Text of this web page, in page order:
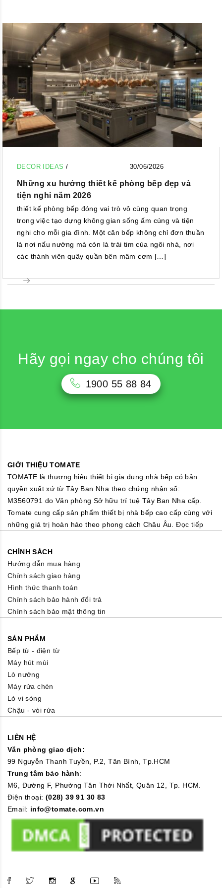
DECOR IDEAS / 30/06/2026
Những xu hướng thiết kế phòng bếp đẹp và
tiện nghi năm 2026
thiết kế phòng bếp đóng vai trò vô cùng quan trọng
trong việc tạo dựng không gian sống ấm cúng và tiện
nghi cho mỗi gia đình. Một căn bếp không chỉ đơn thuần
là nơi nấu nướng mà còn là trái tim của ngôi nhà, nơi
các thành viên quây quần bên mâm cơm […]
Hãy gọi ngay cho chúng tôi
1900 55 88 84
GIỚI THIỆU TOMATE
TOMATE là thương hiệu thiết bị gia dụng nhà bếp có bản
quyền xuất xứ từ Tây Ban Nha theo chứng nhận số:
M3560791 do Văn phòng Sở hữu trí tuệ Tây Ban Nha cấp.
Tomate cung cấp sản phẩm thiết bị nhà bếp cao cấp cùng với
những giá trị hoàn hảo theo phong cách Châu Âu.Đọc tiếp
CHÍNH SÁCH
Hướng dẫn mua hàng
Chính sách giao hàng
Hình thức thanh toán
Chính sách bảo hành đổi trả
Chính sách bảo mật thông tin
SẢN PHẨM
Bếp từ - điện từ
Máy hút mùi
Lò nướng
Máy rửa chén
Lò vi sóng
Chậu - vòi rửa
LIÊN HỆ
Văn phòng giao dịch:
99 Nguyễn Thanh Tuyền, P.2, Tân Bình, Tp.HCM
Trung tâm bảo hành:
M6, Đường F, Phường Tân Thới Nhất, Quân 12, Tp. HCM.
Điện thoại: (028) 39 91 30 83
Email: info@tomate.com.vn